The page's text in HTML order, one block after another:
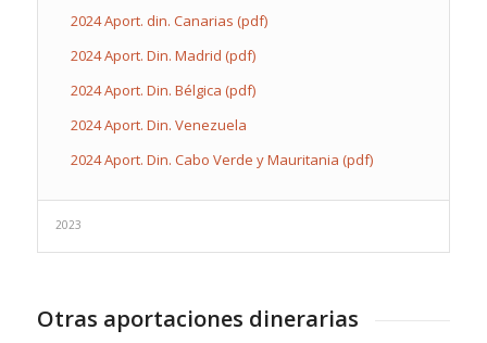
2024 Aport. din. Canarias (pdf)
2024 Aport. Din. Madrid (pdf)
2024 Aport. Din. Bélgica (pdf)
2024 Aport. Din. Venezuela
2024 Aport. Din. Cabo Verde y Mauritania (pdf)
2023
Otras aportaciones dinerarias